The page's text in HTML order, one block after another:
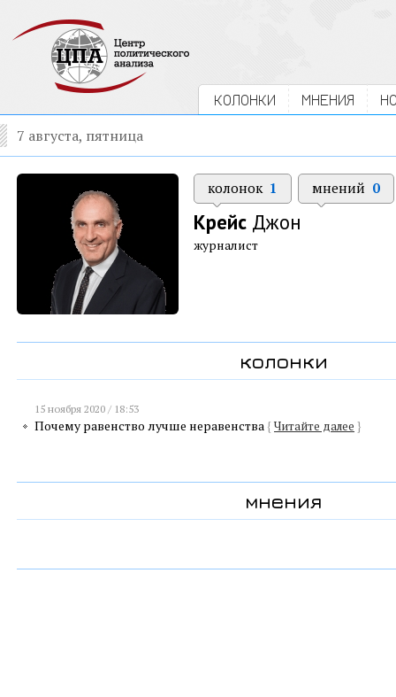
КОЛОНКИ МНЕНИЯ
7 августа, пятница
колонок 1 мнений 0
Крейс Джон
журналист
колонки
15 ноября 2020 / 18:53
Почему равенство лучше неравенства { Читайте далее }
мнения